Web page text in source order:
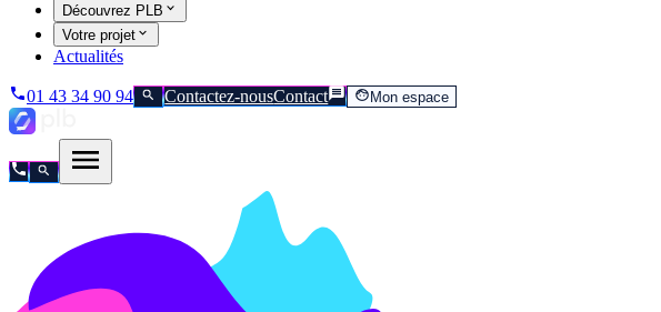
Découvrez PLB
Votre projet
Actualités
01 43 34 90 94 Contactez-nousContact Mon espace